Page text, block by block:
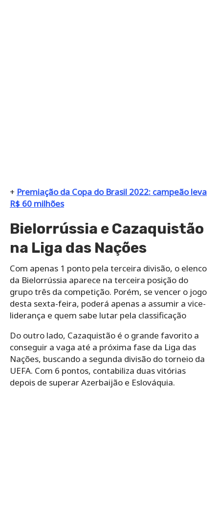
+ Premiação da Copa do Brasil 2022: campeão leva
R$ 60 milhões
Bielorrússia e Cazaquistão
na Liga das Nações
Com apenas 1 ponto pela terceira divisão, o elenco
da Bielorrússia aparece na terceira posição do
grupo três da competição. Porém, se vencer o jogo
desta sexta-feira, poderá apenas a assumir a vice-
liderança e quem sabe lutar pela classificação
Do outro lado, Cazaquistão é o grande favorito a
conseguir a vaga até a próxima fase da Liga das
Nações, buscando a segunda divisão do torneio da
UEFA. Com 6 pontos, contabiliza duas vitórias
depois de superar Azerbaijão e Eslováquia.